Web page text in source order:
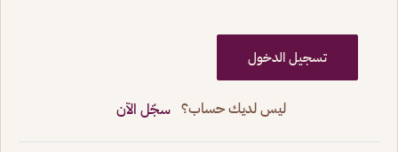
تسجيل الدخول
ليس لديك حساب؟ سجّل الآن